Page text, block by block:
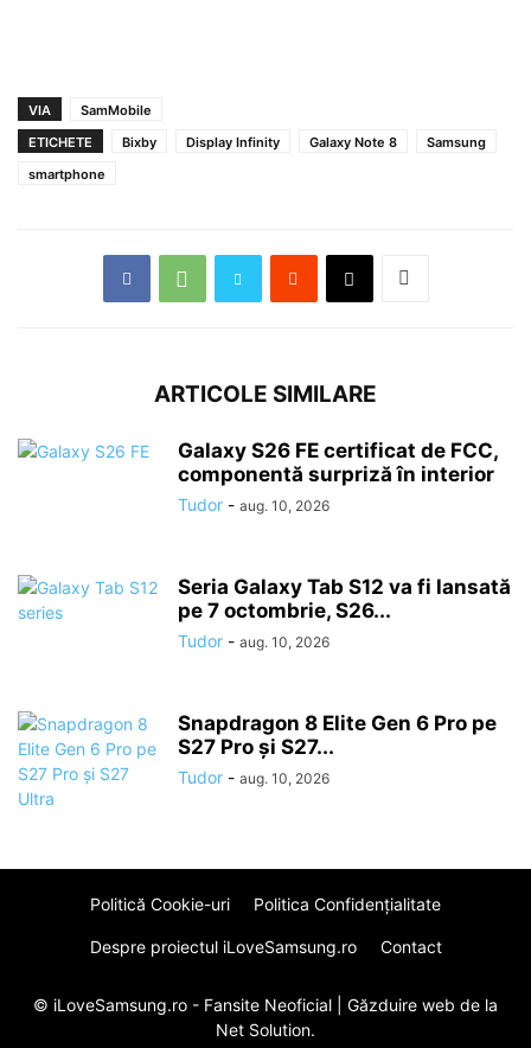
VIA
SamMobile
ETICHETE
Bixby Display Infinity Galaxy Note 8
Samsung
smartphone
ARTICOLE SIMILARE
Galaxy S26 FE certificat de FCC,
componentă surpriză în interior
Tudor - aug. 10, 2026
Seria Galaxy Tab S12 va fi lansată
pe 7 octombrie, S26...
Tudor - aug. 10, 2026
Snapdragon 8 Elite Gen 6 Pro pe
S27 Pro și S27...
Tudor - aug. 10, 2026
Politică Cookie-uri Politica Confidenţialitate
Despre proiectul iLoveSamsung.ro Contact
© iLoveSamsung.ro - Fansite Neoficial | Găzduire web de la
Net Solution.